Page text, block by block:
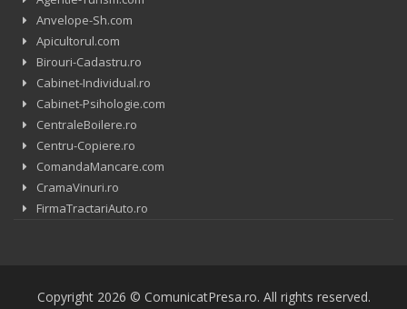
Anvelope-Sh.com
Apicultorul.com
Birouri-Cadastru.ro
Cabinet-Individual.ro
Cabinet-Psihologie.com
CentraleBoilere.ro
Centru-Copiere.ro
ComandaMancare.com
CramaVinuri.ro
FirmaTractariAuto.ro
Copyright 2026 © ComunicatPresa.ro. All rights reserved.